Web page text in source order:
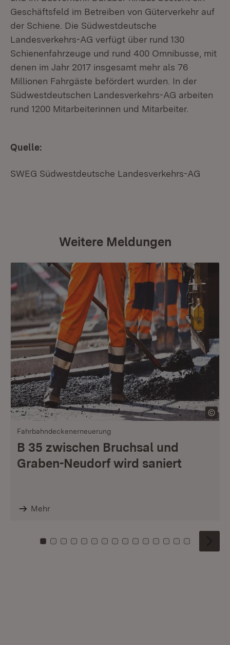
Geschäftsfeld im Betreiben von Güterverkehr auf
der Schiene. Die Südwestdeutsche
Landesverkehrs-AG verfügt über rund 130
Schienenfahrzeuge und rund 400 Omnibusse, mit
denen im Jahr 2017 insgesamt mehr als 76
Millionen Fahrgäste befördert wurden. In der
Südwestdeutschen Landesverkehrs-AG arbeiten
rund 1200 Mitarbeiterinnen und Mitarbeiter.
Quelle:
SWEG Südwestdeutsche Landesverkehrs-AG
Weitere Meldungen
Fahrbahndeckenerneuerung
B 35 zwischen Bruchsal und
Graben-Neudorf wird saniert
Mehr
Zu Kachel: 0
Zu Kachel: 1
Zu Kachel: 2
Zu Kachel: 3
Zu Kachel: 4
Zu Kachel: 5
Zu Kachel: 6
Zu Kachel: 7
Zu Kachel: 8
Zu Kachel: 9
Zu Kachel: 10
Zu Kachel: 11
Zu Kachel: 12
Zu Kachel:
Zu